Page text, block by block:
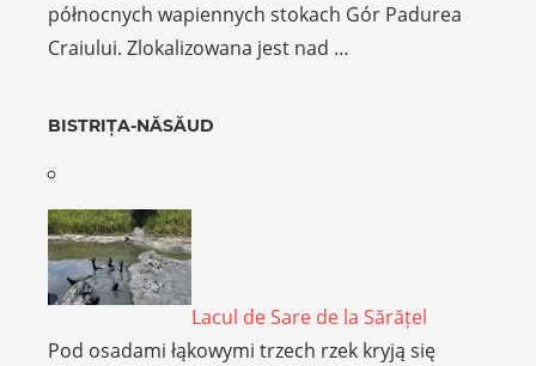
północnych wapiennych stokach Gór Padurea
Craiului. Zlokalizowana jest nad …
BISTRIȚA-NĂSĂUD
Lacul de Sare de la Sărățel
Pod osadami łąkowymi trzech rzek kryją się